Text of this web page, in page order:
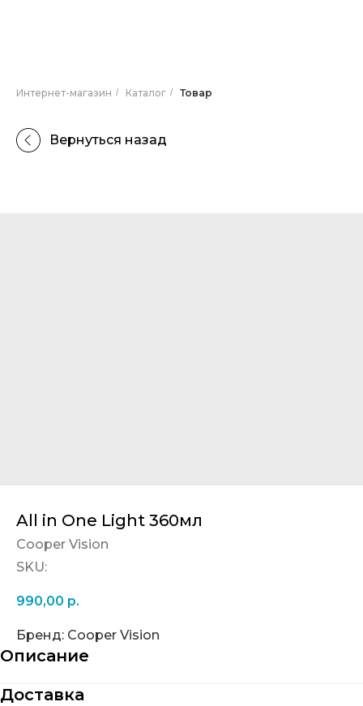
Интернет-магазин / Каталог / Товар
Вернуться назад
All in One Light 360мл
Cooper Vision
SKU:
990,00 р.
Бренд: Cooper Vision
Описание
Доставка